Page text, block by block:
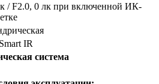
/ F2.0, 0 лк при включенной ИК-
IR
система